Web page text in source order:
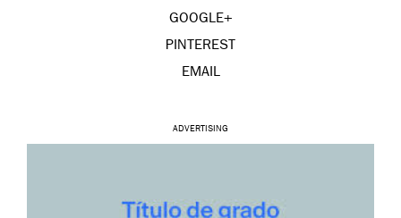
GOOGLE+
PINTEREST
EMAIL
ADVERTISING